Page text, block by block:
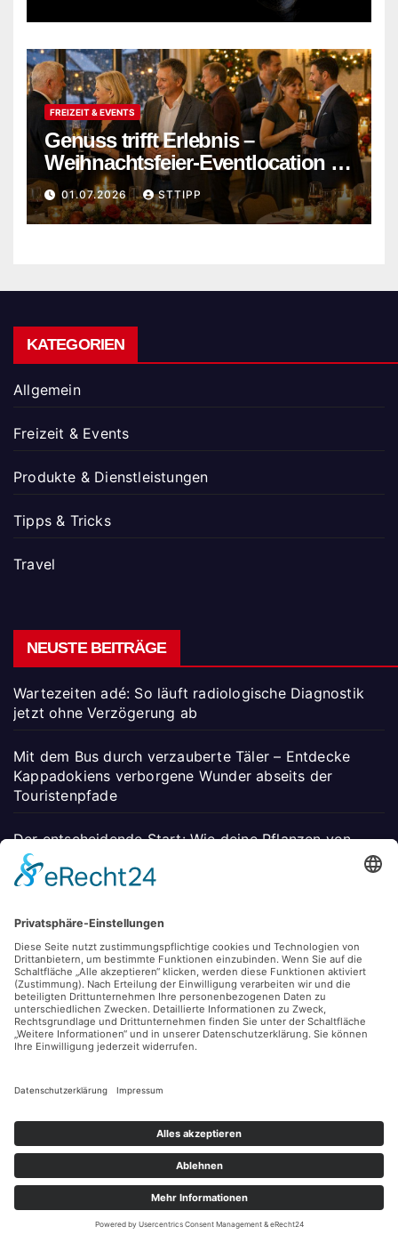
FREIZEIT & EVENTS
Genuss trifft Erlebnis –
Weihnachtsfeier-Eventlocation in
Flensburg buchen
01.07.2026 STTIPP
KATEGORIEN
Allgemein
Freizeit & Events
Produkte & Dienstleistungen
Tipps & Tricks
Travel
NEUSTE BEITRÄGE
Wartezeiten adé: So läuft radiologische Diagnostik
jetzt ohne Verzögerung ab
Mit dem Bus durch verzauberte Täler – Entdecke
Kappadokiens verborgene Wunder abseits der
Touristenpfade
Der entscheidende Start: Wie deine Pflanzen von
Anfang an stark wachsen
in Flensburg buchen
SCHLAGWÖRTER
Cinema Ferien Freizeit
NRW Reinigung
Tech Travel